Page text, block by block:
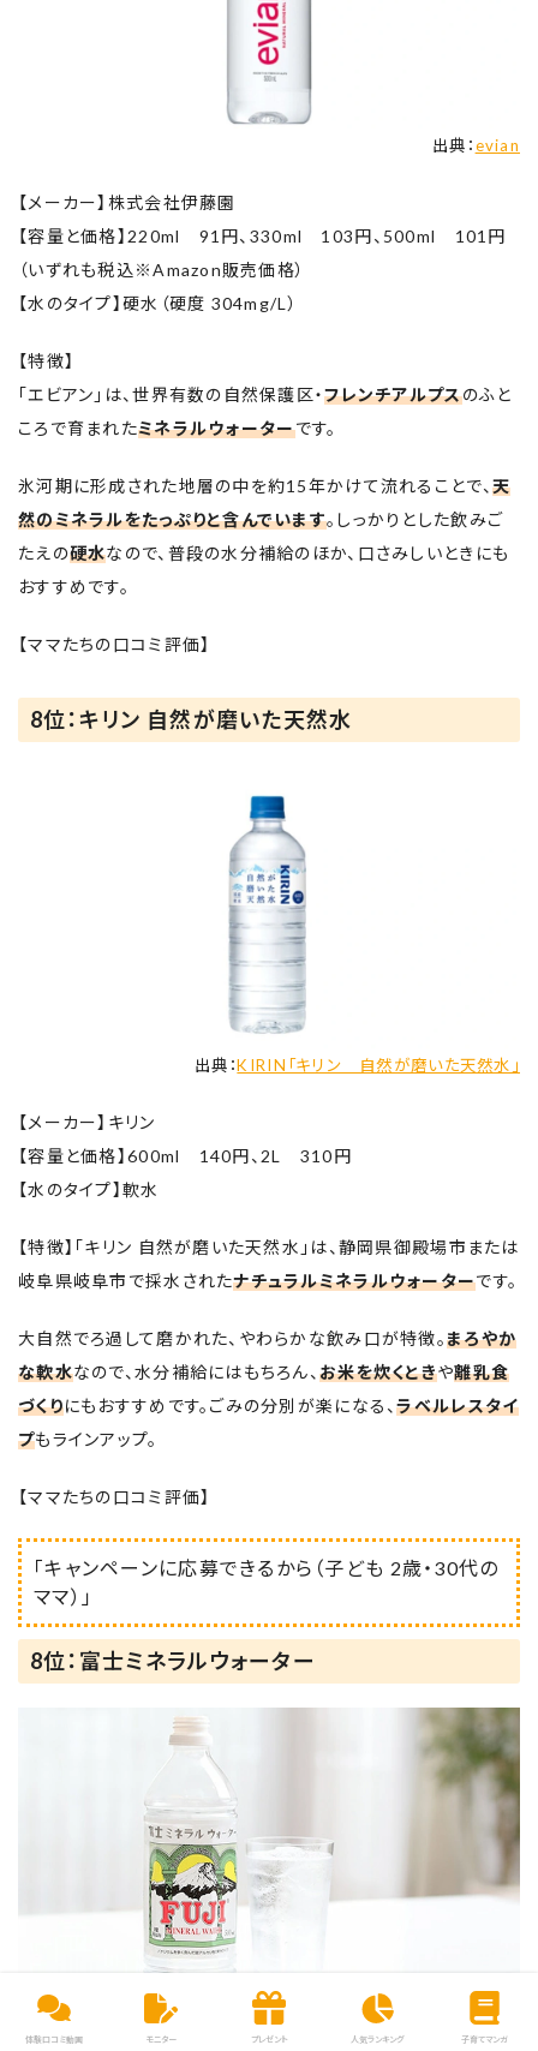
出典：evian
【メーカー】株式会社伊藤園
【容量と価格】220ml 91円、330ml 103円、500ml 101円
（いずれも税込※Amazon販売価格）
【水のタイプ】硬水（硬度 304mg/L）
【特徴】
「エビアン」は、世界有数の自然保護区・フレンチアルプスのふと
ころで育まれたミネラルウォーターです。
氷河期に形成された地層の中を約15年かけて流れることで、 天
然のミネラルをたっぷりと含んでいます。しっかりとした飲みご
たえの硬水なので、普段の水分補給のほか、口さみしいときにも
おすすめです。
【ママたちの口コミ評価】
8位：キリン 自然が磨いた天然水
出典：KIRIN「キリン 自然が磨いた天然水」
【メーカー】キリン
【容量と価格】600ml 140円、2L 310円
【水のタイプ】軟水
【特徴】「キリン 自然が磨いた天然水」は、静岡県御殿場市または
岐阜県岐阜市で採水されたナチュラルミネラルウォーターです。
大自然でろ過して磨かれた、やわらかな飲み口が特徴。まろやか
な軟水なので、水分補給にはもちろん、お米を炊くときや離乳食
づくりにもおすすめです。ごみの分別が楽になる、ラベルレスタイ
プもラインアップ。
【ママたちの口コミ評価】
「キャンペーンに応募できるから（子ども 2歳・30代の
ママ）」
8位：富士ミネラルウォーター
出典： FUJI MINERAL WATER
体験口コミ動画 モニター プレゼント 人気ランキング 子育てマンガ